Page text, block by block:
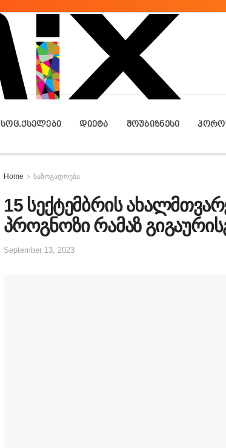
ᲡᲝᲪ.ᲥᲡᲔᲚᲔᲑᲘ ᲓᲘᲔᲢᲐ ᲨᲝᲣᲑᲘᲖᲜᲔᲡᲘ
Home საზოგადოება
15 სექტემბრის
პროგნოზი რამაზ
September 13, 2023